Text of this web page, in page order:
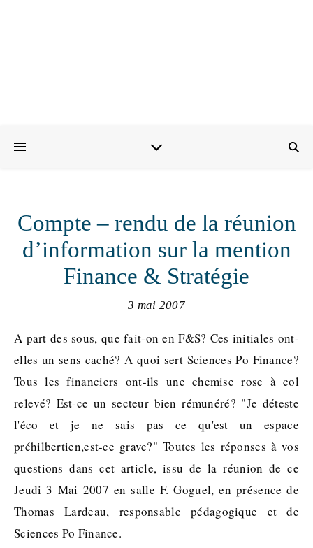
Compte – rendu de la réunion
d’information sur la mention
Finance & Stratégie
3 mai 2007
A part des sous, que fait-on en F&S? Ces initiales ont-
elles un sens caché? A quoi sert Sciences Po Finance?
Tous les financiers ont-ils une chemise rose à col
relevé? Est-ce un secteur bien rémunéré? "Je déteste
l'éco et je ne sais pas ce qu'est un espace
préhilbertien,est-ce grave?" Toutes les réponses à vos
questions dans cet article, issu de la réunion de ce
Jeudi 3 Mai 2007 en salle F. Goguel, en présence de
Thomas Lardeau, responsable pédagogique et de
Sciences Po Finance.